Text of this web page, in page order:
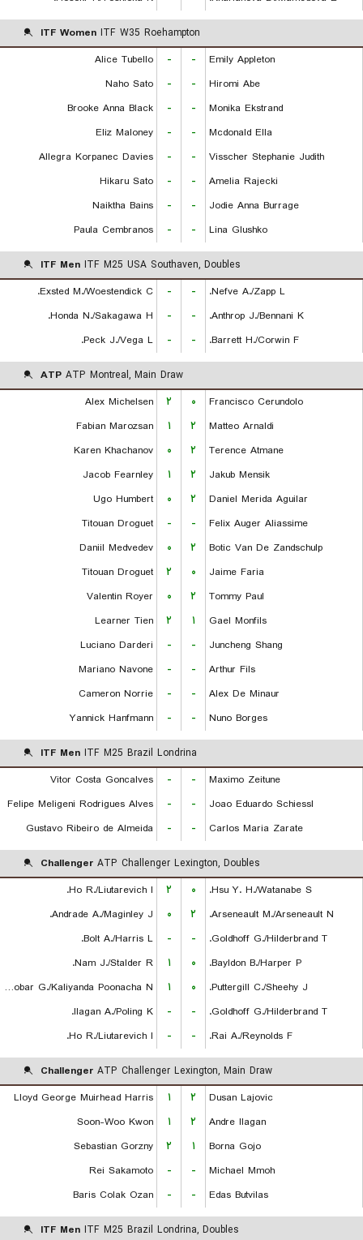
ITF Women ITF W35 Roehampton
Alice Tubello
- -
Emily Appleton
Naho Sato
- -
Hiromi Abe
Brooke Anna Black
- -
Monika Ekstrand
Eliz Maloney
- -
Mcdonald Ella
Allegra Korpanec Davies
- -
Visscher Stephanie Judith
Hikaru Sato
- -
Amelia Rajecki
Naiktha Bains
- -
Jodie Anna Burrage
Paula Cembranos
- - Lina Glushko
ITF Men ITF M25 USA Southaven, Doubles
Exsted M./Woestendick C.
- -
Nefve A./Zapp L.
Honda N./Sakagawa H.
- -
Anthrop J./Bennani K.
Peck J./Vega L.
- - Barrett H./Corwin F.
ATP ATP Montreal, Main Draw
Alex Michelsen
۲ ۰
Francisco Cerundolo
Fabian Marozsan
۱ ۲
Matteo Arnaldi
Karen Khachanov
۰ ۲
Terence Atmane
Jacob Fearnley
۱ ۲
Jakub Mensik
Ugo Humbert
۰ ۲
Daniel Merida Aguilar
Titouan Droguet
- -
Felix Auger Aliassime
Daniil Medvedev
۰ ۲
Botic Van De Zandschulp
Titouan Droguet
۲ ۰
Jaime Faria
Valentin Royer
۰ ۲
Tommy Paul
Learner Tien
۲ ۱
Gael Monfils
Luciano Darderi
- -
Juncheng Shang
Mariano Navone
- -
Arthur Fils
Cameron Norrie
- -
Alex De Minaur
Yannick Hanfmann
- - Nuno Borges
ITF Men ITF M25 Brazil Londrina
Vitor Costa Goncalves
- -
Maximo Zeitune
Felipe Meligeni Rodrigues Alves
- -
Joao Eduardo Schiessl
Gustavo Ribeiro de Almeida
- - Carlos Maria Zarate
Challenger ATP Challenger Lexington, Doubles
Ho R./Liutarevich I.
۲ ۰
Hsu Y. H./Watanabe S.
Andrade A./Maginley J.
۰ ۲
Arseneault M./Arseneault N.
Bolt A./Harris L.
- -
Goldhoff G./Hilderbrand T.
Nam J./Stalder R.
۱ ۰
Bayldon B./Harper P.
Escobar G./Kaliyanda Poonacha N.
۱ ۰
Puttergill C./Sheehy J.
Ilagan A./Poling K.
- -
Goldhoff G./Hilderbrand T.
Ho R./Liutarevich I.
- - Rai A./Reynolds F.
Challenger ATP Challenger Lexington, Main Draw
Lloyd George Muirhead Harris
۱ ۲
Dusan Lajovic
Soon-Woo Kwon
۱ ۲
Andre Ilagan
Sebastian Gorzny
۲ ۱
Borna Gojo
Rei Sakamoto
- -
Michael Mmoh
Baris Colak Ozan
- - Edas Butvilas
ITF Men ITF M25 Brazil Londrina, Doubles